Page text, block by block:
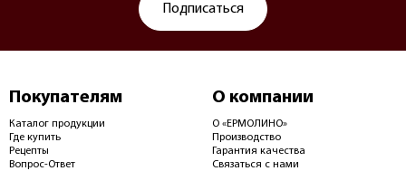
Подписаться
Покупателям
Каталог продукции
Где купить
Рецепты
Вопрос-Ответ
О компании
О «ЕРМОЛИНО»
Производство
Гарантия качества
Связаться с нами